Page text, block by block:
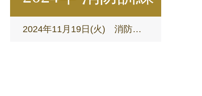
2024年11月19日(火) 消防訓練を実施しました